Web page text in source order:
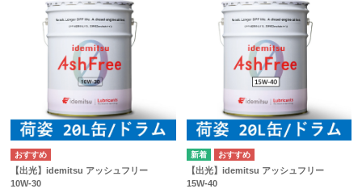
【出光】idemitsu アッシュフリー
10W-30
【出光】idemitsu アッシュフリー
15W-40